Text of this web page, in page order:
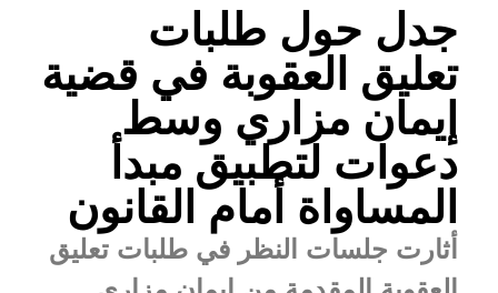
جدل حول طلبات
تعليق العقوبة في قضية
إيمان مزاري وسط
دعوات لتطبيق مبدأ
المساواة أمام القانون
أثارت جلسات النظر في طلبات تعليق